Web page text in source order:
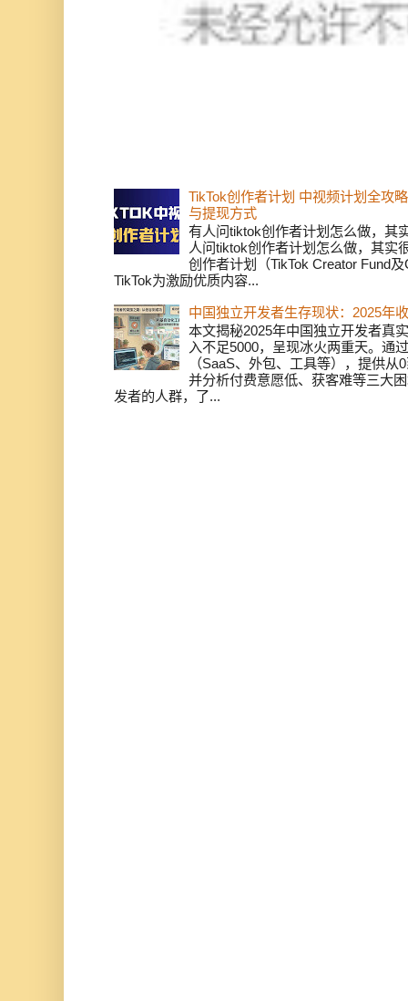
TikTok创作者计划 中视频计划全攻
与提现方式
有人问tiktok创作者计划怎么做，其
人问tiktok创作者计划怎么做，其实
创作者计划（TikTok Creator Fund
TikTok为激励优质内容...
中国独立开发者生存现状：2025年
本文揭秘2025年中国独立开发者真
入不足5000，呈现冰火两重天。通
（SaaS、外包、工具等），提供
并分析付费意愿低、获客难等三大
发者的人群，了...